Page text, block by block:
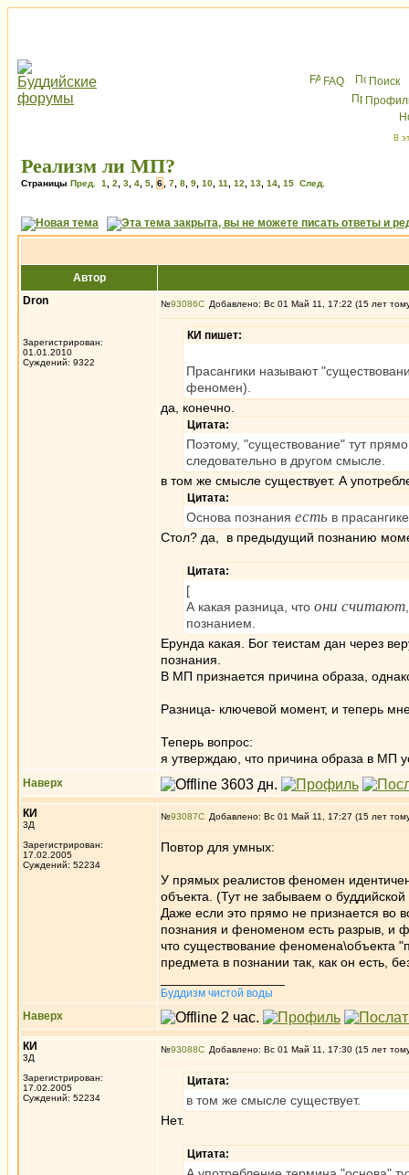
FAQ
Поиск
В
Реализм ли МП?
Страницы Пред. 1 2 3 4 5 6 7 8 9 10 11 12 13 14 15 След.
Автор
Dron
Зарегистрирован:
01.01.2010
Суждений: 9322
№93086 Добавлено: Вс 01 Май 11, 17:22 (15 лет
КИ пишет:
Прасангики называют
феномен).
да, конечно.
Цитата:
Поэтому, "существование" тут
следовательно в другом смысле.
в том же смысле существует. А
Цитата:
Основа познания есть в
Стол? да, в предыдущий познанию
Цитата:
[
А какая разница, что они считают
познанием.
Ерунда какая. Бог теистам дан через
познания.
В МП признается причина образа,
Разница- ключевой момент, и теперь
Теперь вопрос:
я утверждаю, что причина образа в МП
Наверх
КИ
3Д
Зарегистрирован:
17.02.2005
Суждений: 52234
№93087 Добавлено: Вс 01 Май 11, 17:27 (15 лет
Повтор для умных:
У прямых реалистов феномен
объекта. (Тут не забываем о
Даже если это прямо не признается во
познания и феноменом есть разрыв, и
что существование феномена\объекта
предмета в познании так, как он есть,
Буддизм чистой воды
Наверх
КИ
3Д
Зарегистрирован:
17.02.2005
Суждений: 52234
№93088 Добавлено: Вс 01 Май 11, 17:30 (15 лет
Цитата:
в том же смысле существует.
Нет.
Цитата: